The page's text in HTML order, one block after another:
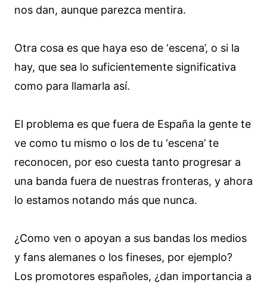
nos dan, aunque parezca mentira.
Otra cosa es que haya eso de ‘escena’, o si la
hay, que sea lo suficientemente significativa
como para llamarla así.
El problema es que fuera de España la gente te
ve como tu mismo o los de tu ‘escena’ te
reconocen, por eso cuesta tanto progresar a
una banda fuera de nuestras fronteras, y ahora
lo estamos notando más que nunca.
¿Como ven o apoyan a sus bandas los medios
y fans alemanes o los fineses, por ejemplo?
Los promotores españoles, ¿dan importancia a